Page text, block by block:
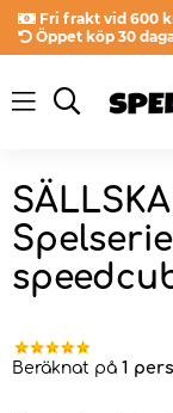
Fri frakt vid 600
Öppet köp 30
Beräknat på 1